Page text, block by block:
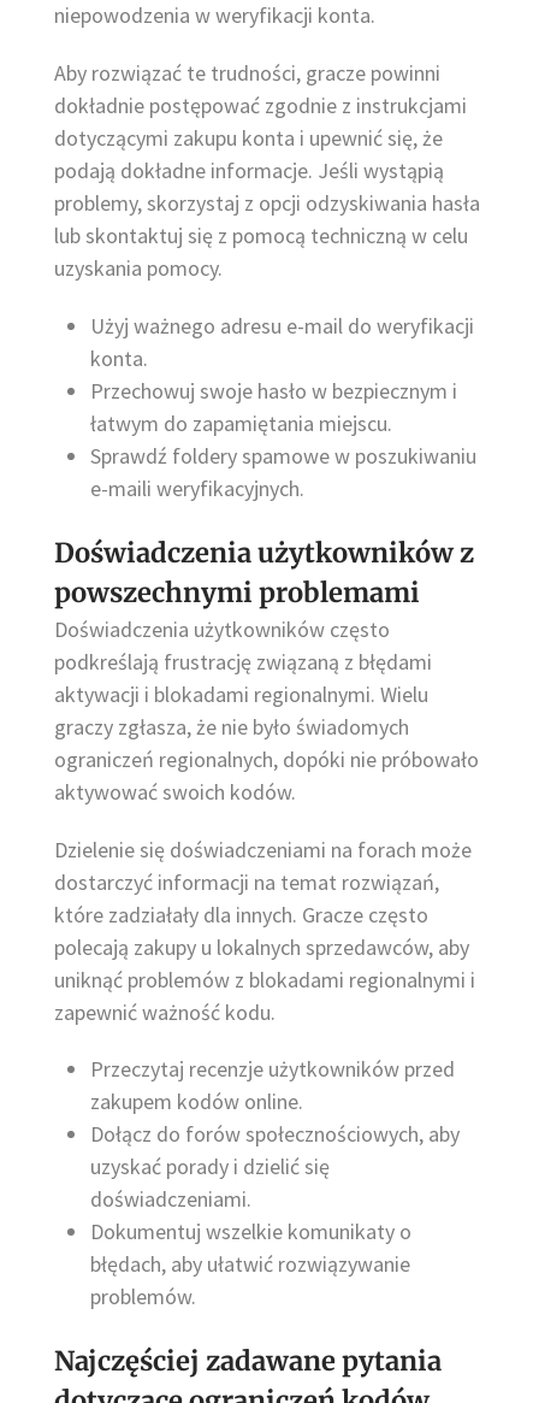
niepowodzenia w weryfikacji konta.
Aby rozwiązać te trudności, gracze powinni
dokładnie postępować zgodnie z instrukcjami
dotyczącymi zakupu konta i upewnić się, że
podają dokładne informacje. Jeśli wystąpią
problemy, skorzystaj z opcji odzyskiwania hasła
lub skontaktuj się z pomocą techniczną w celu
uzyskania pomocy.
Użyj ważnego adresu e-mail do weryfikacji
konta.
Przechowuj swoje hasło w bezpiecznym i
łatwym do zapamiętania miejscu.
Sprawdź foldery spamowe w poszukiwaniu
e-maili weryfikacyjnych.
Doświadczenia użytkowników z
powszechnymi problemami
Doświadczenia użytkowników często
podkreślają frustrację związaną z błędami
aktywacji i blokadami regionalnymi. Wielu
graczy zgłasza, że nie było świadomych
ograniczeń regionalnych, dopóki nie próbowało
aktywować swoich kodów.
Dzielenie się doświadczeniami na forach może
dostarczyć informacji na temat rozwiązań,
które zadziałały dla innych. Gracze często
polecają zakupy u lokalnych sprzedawców, aby
uniknąć problemów z blokadami regionalnymi i
zapewnić ważność kodu.
Przeczytaj recenzje użytkowników przed
zakupem kodów online.
Dołącz do forów społecznościowych, aby
uzyskać porady i dzielić się
doświadczeniami.
Dokumentuj wszelkie komunikaty o
błędach, aby ułatwić rozwiązywanie
problemów.
Najczęściej zadawane pytania